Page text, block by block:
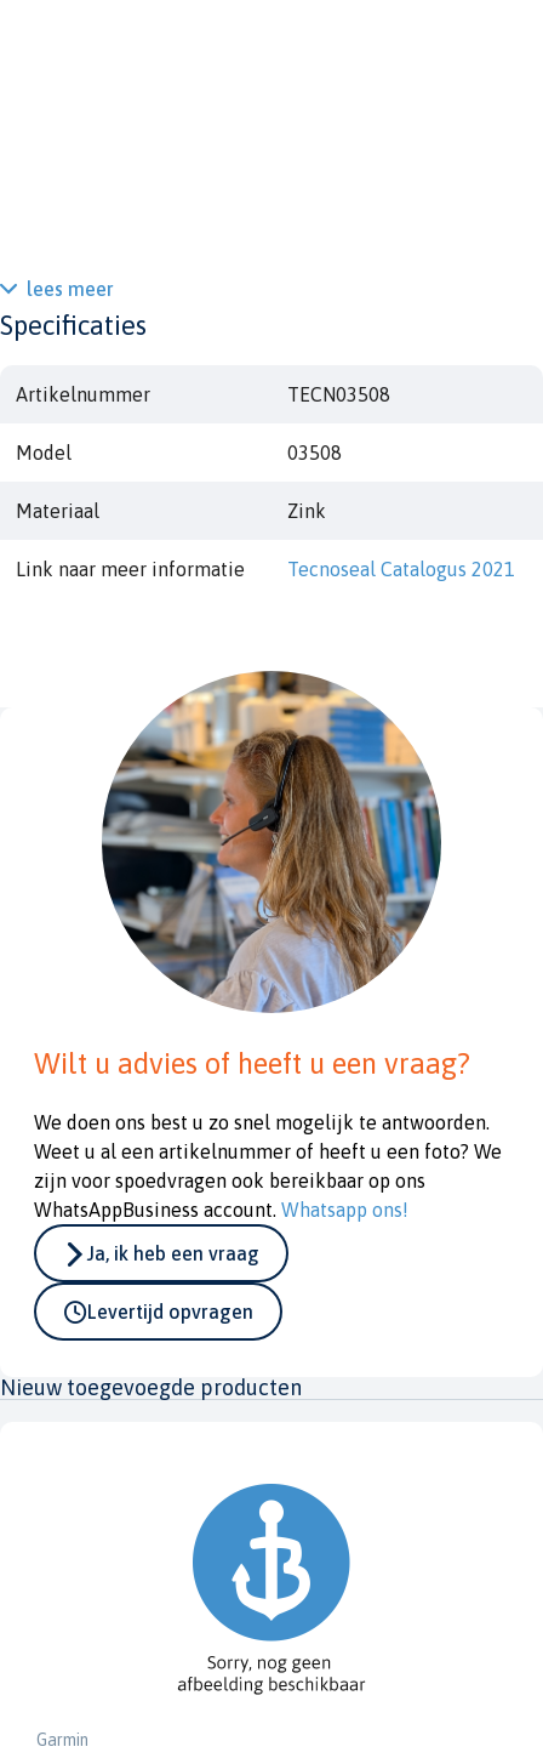
lees meer
Specificaties
Artikelnummer TECN03508
Model 03508
Materiaal Zink
Link naar meer informatie Tecnoseal Catalogus 2021
Wilt u advies of heeft u een vraag?
We doen ons best u zo snel mogelijk te antwoorden.
Weet u al een artikelnummer of heeft u een foto? We
zijn voor spoedvragen ook bereikbaar op ons
WhatsAppBusiness account. Whatsapp ons!
Ja, ik heb een vraag
Levertijd opvragen
Nieuw toegevoegde producten
Garmin